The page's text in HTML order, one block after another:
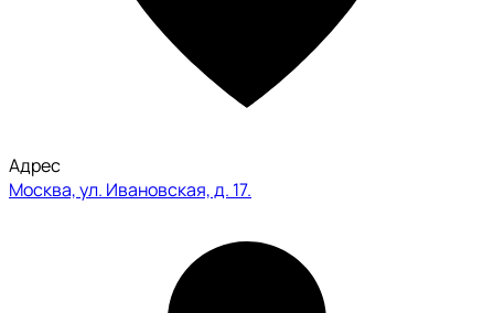
Адрес
Москва, ул. Ивановская, д. 17.